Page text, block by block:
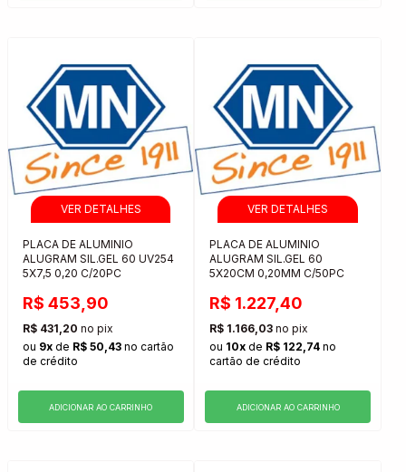
PLACA DE ALUMINIO
ALUGRAM SIL.GEL 60 UV254
5X7,5 0,20 C/20PC
R$ 453,90
R$ 431,20 no pix
ou 9x de R$ 50,43 no cartão
de crédito
ADICIONAR AO CARRINHO
PLACA DE ALUMINIO
ALUGRAM SIL.GEL 60
5X20CM 0,20MM C/50PC
R$ 1.227,40
R$ 1.166,03 no pix
ou 10x de R$ 122,74 no
cartão de crédito
ADICIONAR AO CARRINHO